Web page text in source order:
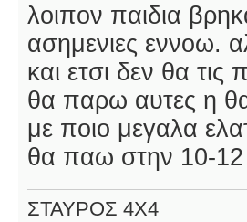
λοιπον παιδια
ασημενιες εννοω.
και ετσι δεν θα
θα παρω αυτες η θα
με ποιο μεγαλα
θα παω στην 10-12
ΣΤΑΥΡΟΣ 4Χ4